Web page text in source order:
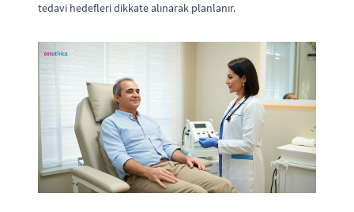
tedavi hedefleri dikkate alınarak planlanır.